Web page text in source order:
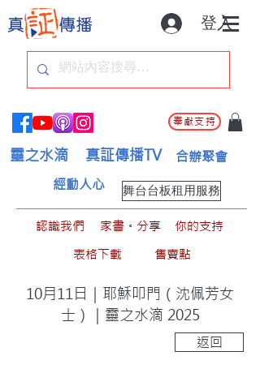
登入
奉獻支持
靈之水滴 真証傳播TV 合辦聚會
舞台台板租用服務
經動人心
認識我們 家書。分享
你的支持
表格下載
售賣點
10月11日｜耶穌叩門（沈佩芳女
士）｜靈之水滴 2025
返回